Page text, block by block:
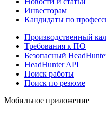
Инвесторам
Кандидаты по
Производственный
Требования к ПО
Безопасный
HeadHunter API
Поиск работы
Поиск по резюме
Мобильное приложение